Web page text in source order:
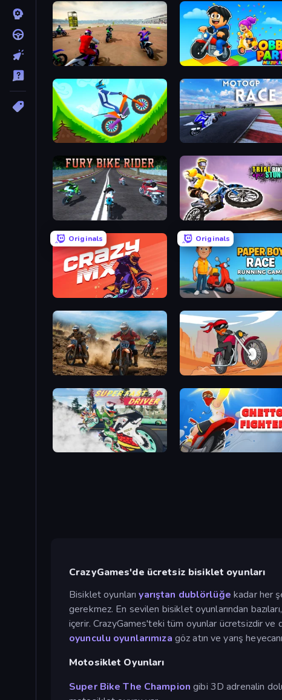
Super MX - The Champion Obby Party Multiplayer
Hill Climb on Moto Bike MotoGP: Motocross Race
Fury Bike Rider Trial Bike Epic Stunts
Originals Originals
Motocross Dirt Bike Race Games Stickman Moto Race
Super Fast Driver Ghetto Fighter
CrazyGames'de ücretsiz bisiklet oyunları
Bisiklet oyunlarıyarıştan dublörlüğe kadar her
gerekmez. En sevilen bisiklet oyunlarından
içerir. CrazyGames'teki tüm oyunlar ücretsizdir ve
oyunculu oyunlarımıza göz atın ve yarış
Motosiklet Oyunları
Super Bike The Champion gibi 3D adrenalin